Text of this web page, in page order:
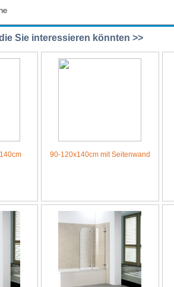
Sie interessieren könnten >>
90-120x140cm mit Seitenwand